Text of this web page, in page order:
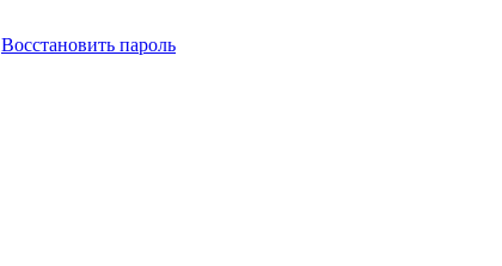
Восстановить пароль